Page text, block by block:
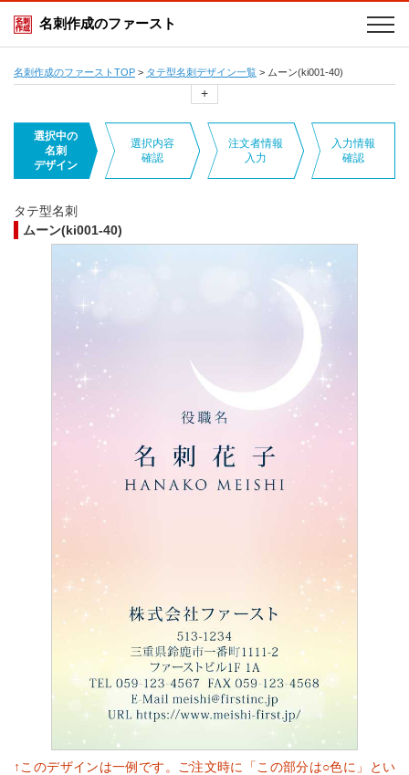
名刺作成のファースト
名刺作成のファーストTOP > タテ型名刺デザイン一覧 > ムーン(ki001-40)
+
選択中の
名刺
デザイン
選択内容
確認
注文者情報
入力
入力情報
確認
タテ型名刺
ムーン(ki001-40)
↑このデザインは一例です。ご注文時に「この部分は○色に」とい